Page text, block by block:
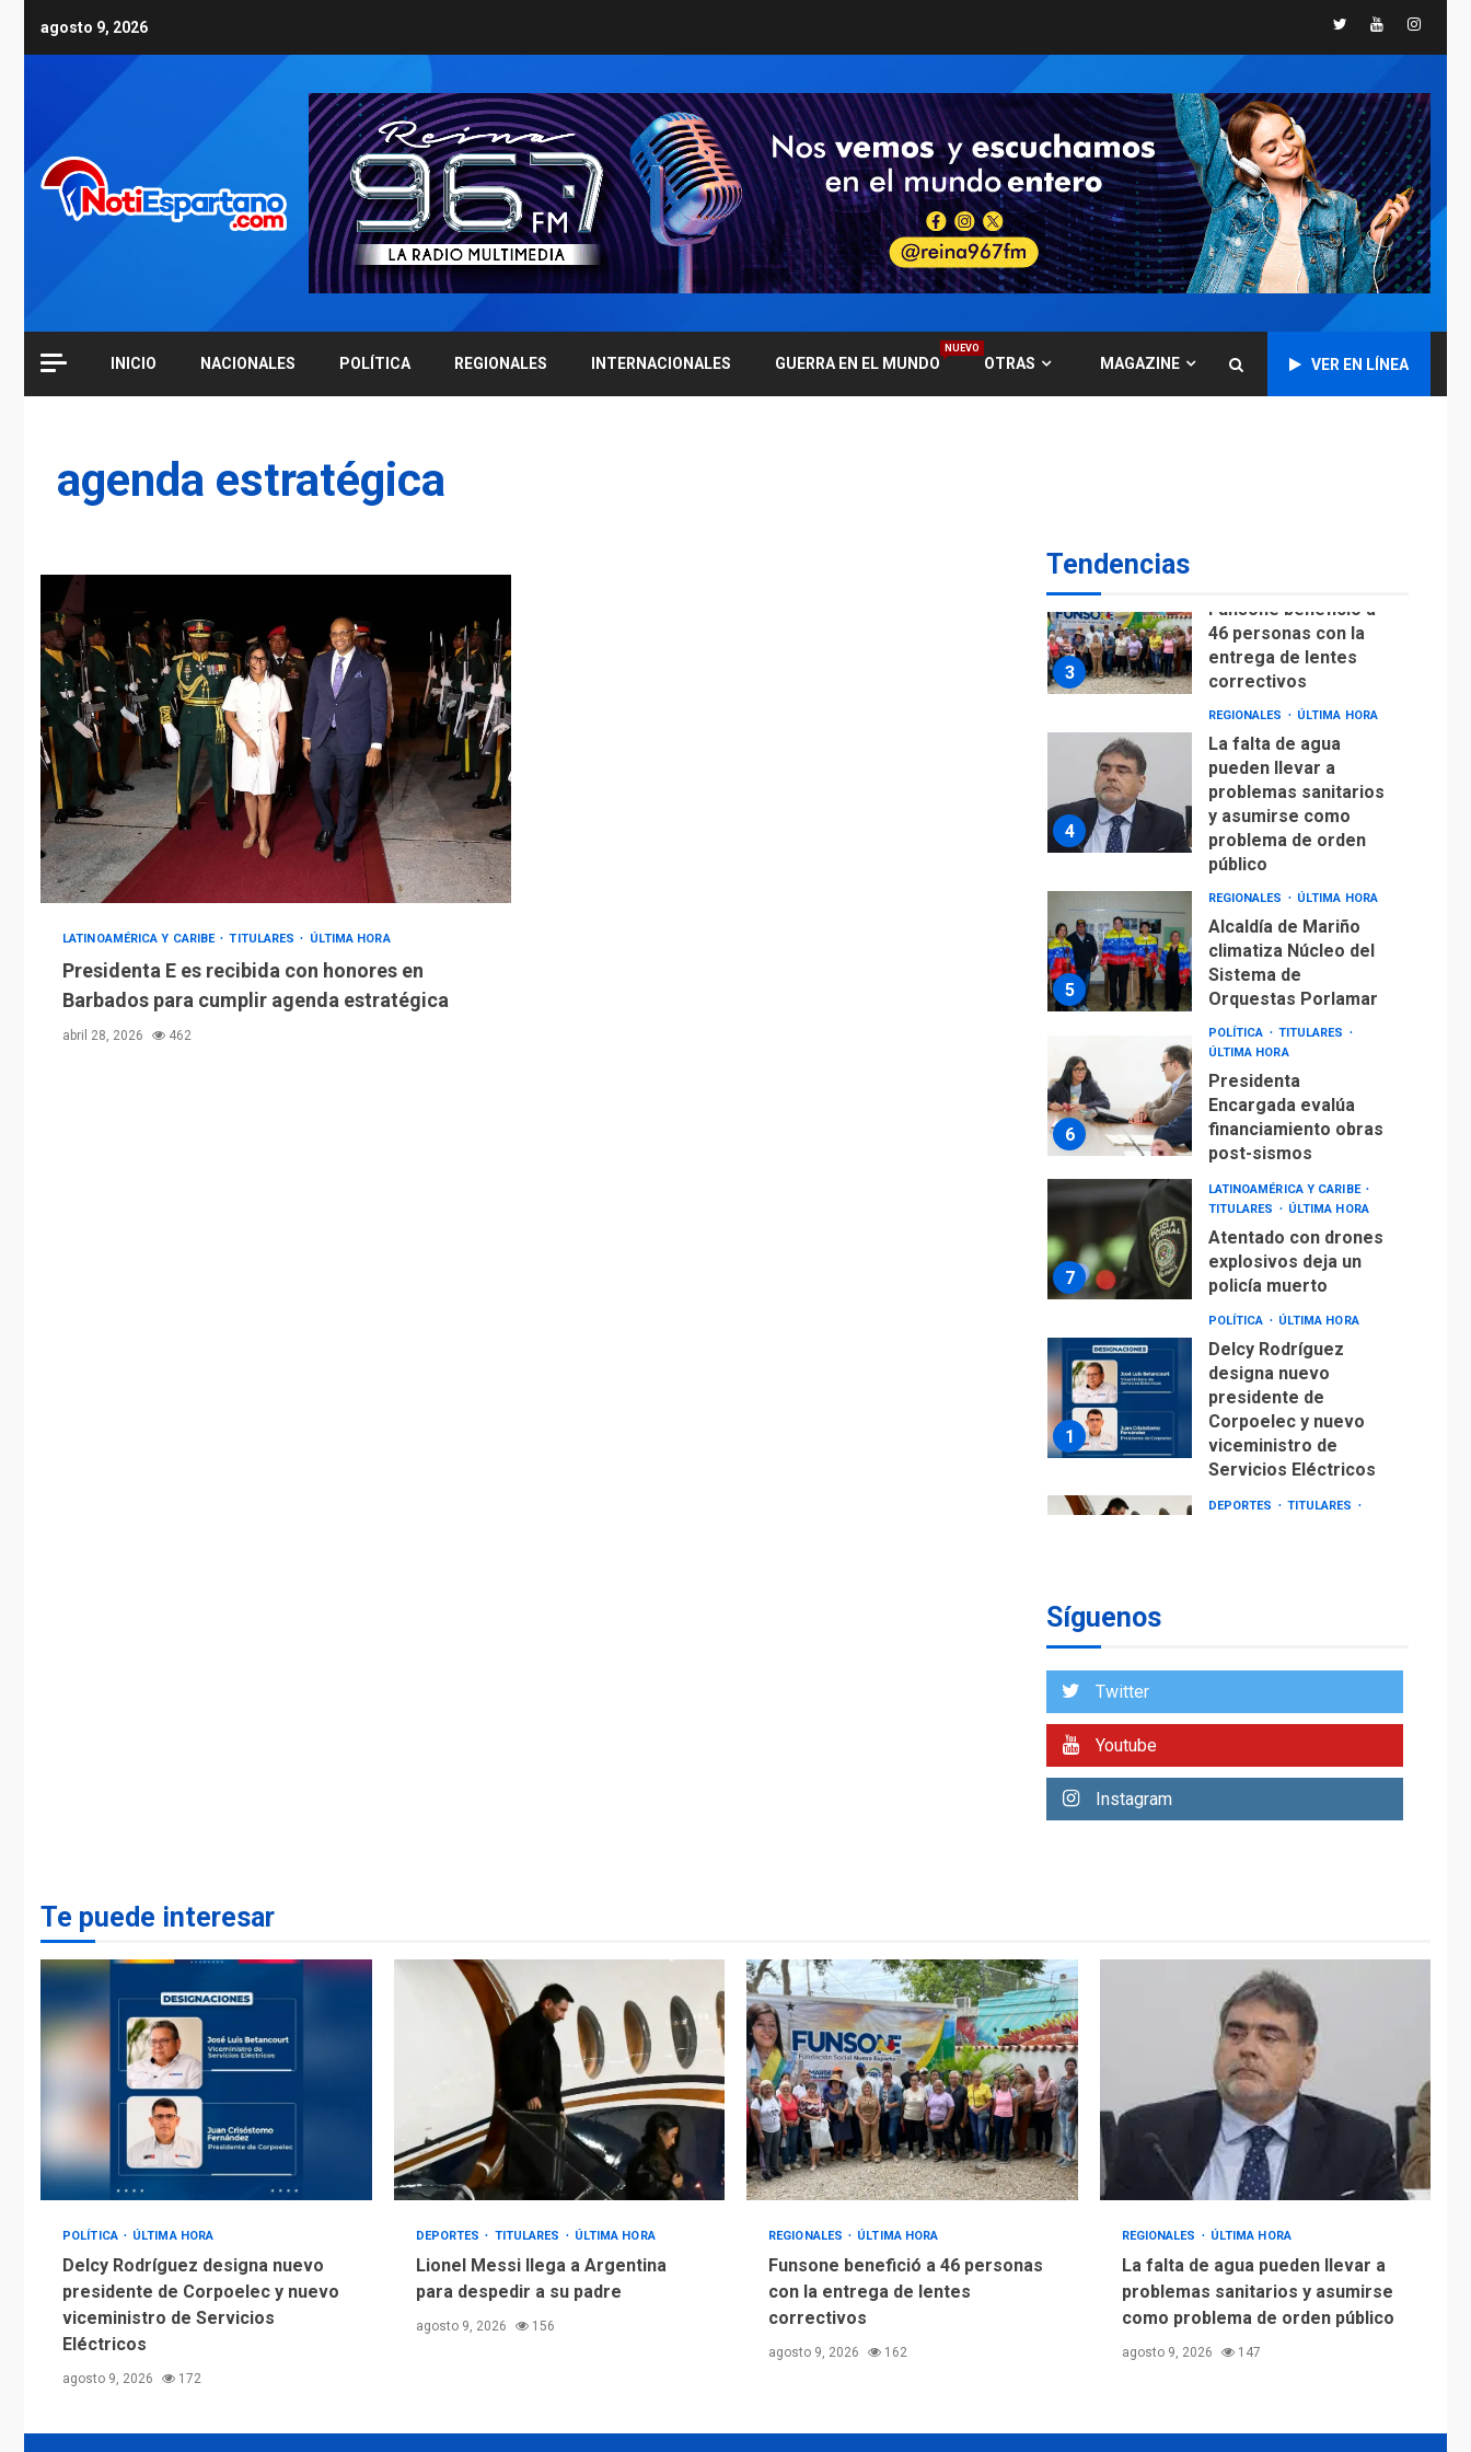
agosto 9, 2026 TwitterYoutube
INICIO NACIONALES POLÍTICA REGIONALES INTERNACIONALES GUERRA EN EL MUNDO
NUEVO
OTRAS MAGAZINE VER EN LÍNEA
agenda estratégica
LATINOAMÉRICA Y CARIBE TITULARES ÚLTIMA HORA
Presidenta E es recibida con honores en
Barbados para cumplir agenda estratégica
abril 28, 2026 462
Tendencias
financiamiento obras
post-sismos
7
LATINOAMÉRICA Y CARIBE
TITULARES
ÚLTIMA HORA
Atentado con drones
explosivos deja un
policía muerto
POLÍTICA ÚLTIMA HORA
Delcy Rodríguez
Corpoelec y nuevo
3
Funsone benefició a
46 personas con la
entrega de lentes
correctivos
4
REGIONALES ÚLTIMA HORA
La falta de agua
pueden llevar a
problemas sanitarios
y asumirse como
problema de orden
público
5
REGIONALES ÚLTIMA HORA
Alcaldía de Mariño
climatiza Núcleo del
Sistema de
Orquestas Porlamar
6
POLÍTICA
TITULARES
ÚLTIMA HORA
Presidenta
Encargada evalúa
financiamiento obras
post-sismos
7
LATINOAMÉRICA Y CARIBE
TITULARES
ÚLTIMA HORA
Atentado con drones
explosivos deja un
policía muerto
1
POLÍTICA ÚLTIMA HORA
Delcy Rodríguez
designa nuevo
presidente de
Corpoelec y nuevo
viceministro de
Servicios Eléctricos
DEPORTES
TITULARES
3
Funsone benefició a
entrega de lentes
pueden llevar a
5
Alcaldía de Mariño
climatiza Núcleo del
Sistema de
Orquestas Porlamar
Síguenos
Twitter
Youtube
Instagram
Te puede interesar
POLÍTICA ÚLTIMA HORA
Delcy Rodríguez designa nuevo
presidente de Corpoelec y nuevo
viceministro de Servicios
Eléctricos
agosto 9, 2026 172
DEPORTES TITULARES ÚLTIMA HORA
Lionel Messi llega a Argentina
para despedir a su padre
agosto 9, 2026 156
REGIONALES ÚLTIMA HORA
Funsone benefició a 46 personas
con la entrega de lentes
correctivos
agosto 9, 2026 162
REGIONALES ÚLTIMA HORA
La falta de agua pueden llevar a
problemas sanitarios y asumirse
como problema de orden público
agosto 9, 2026 147